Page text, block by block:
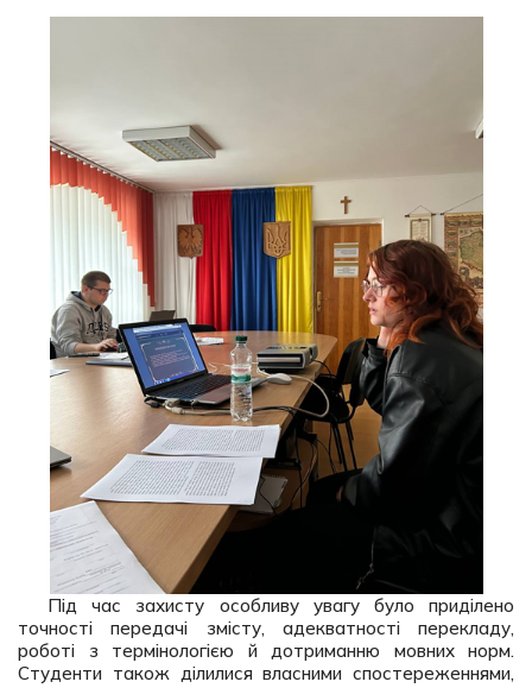
Під час захисту особливу увагу було приділено
точності передачі змісту, адекватності перекладу,
роботі з термінологією й дотриманню мовних норм.
Студенти також ділилися власними спостереженнями,